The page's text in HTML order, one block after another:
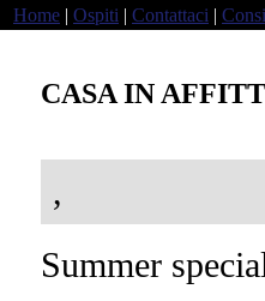
Home | Ospiti | Contattaci |
CASA IN
,
Summer